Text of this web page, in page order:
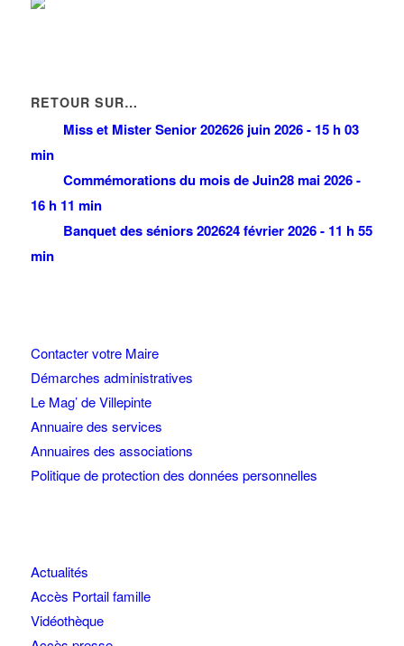
RETOUR SUR…
Miss et Mister Senior 202626 juin 2026 - 15 h 03
min
Commémorations du mois de Juin28 mai 2026 -
16 h 11 min
Banquet des séniors 202624 février 2026 - 11 h 55
min
Contacter votre Maire
Démarches administratives
Le Mag’ de Villepinte
Annuaire des services
Annuaires des associations
Politique de protection des données personnelles
Actualités
Accès Portail famille
Vidéothèque